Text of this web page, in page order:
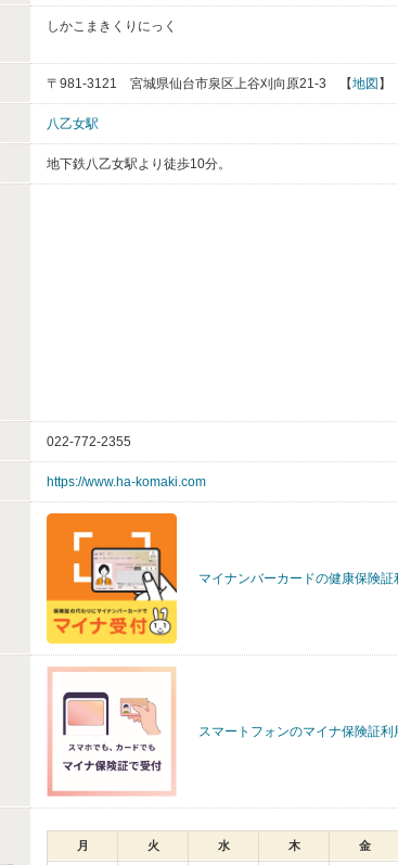
しかこまきくりにっく
〒981-3121 宮城県仙台市泉区上谷刈向原21-3 【地図 】
八乙女駅
地下鉄八乙女駅より徒歩10分。
022-772-2355
https://www.ha-komaki.com
マイナンバーカードの健康保険証
スマートフォンのマイナ保険証利
月 火 水 木 金